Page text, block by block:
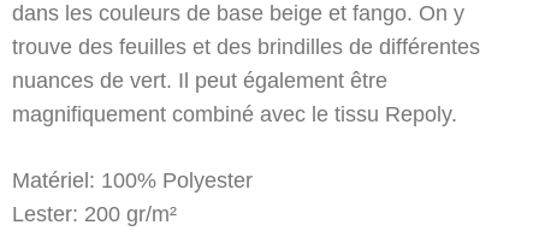
dans les couleurs de base beige et fango. On y
trouve des feuilles et des brindilles de différentes
nuances de vert. Il peut également être
magnifiquement combiné avec le tissu Repoly.
Matériel: 100% Polyester
Lester: 200 gr/m²